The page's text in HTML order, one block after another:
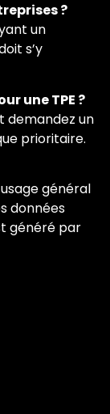
?
un
s’y
une TPE ?
demandez un
prioritaire.
général
données
généré par